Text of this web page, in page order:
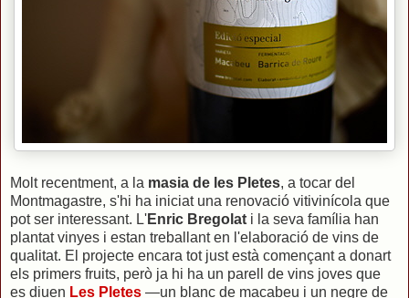
Molt recentment, a la masia de les Pletes, a tocar del
Montmagastre, s'hi ha iniciat una renovació vitivinícola que
pot ser interessant. L'Enric Bregolat i la seva família han
plantat vinyes i estan treballant en l'elaboració de vins de
qualitat. El projecte encara tot just està començant a donart
els primers fruits, però ja hi ha un parell de vins joves que
es diuen Les Pletes —un blanc de macabeu i un negre de